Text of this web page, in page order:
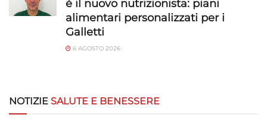
è il nuovo nutrizionista: piani
alimentari personalizzati per i
Galletti
6 AGOSTO 2026
NOTIZIE SALUTE E BENESSERE